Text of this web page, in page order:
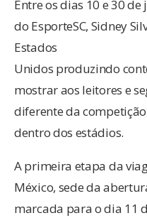
Entre os dias 10 e 30
do EsporteSC, Sidney
Estados
Unidos produzindo
mostrar aos leitores e
diferente da
dentro dos estádios.
A primeira etapa da
México, sede da
marcada para o dia 11